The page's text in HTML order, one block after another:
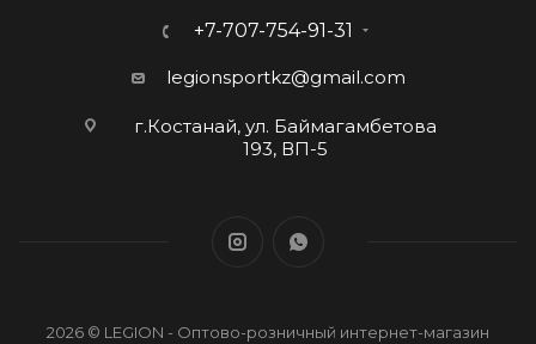
+7-707-754-91-31
legionsportkz@gmail.com
г.Костанай, ул. Баймагамбетова
193, ВП-5
2026 © LEGION - Оптово-розничный интернет-магазин